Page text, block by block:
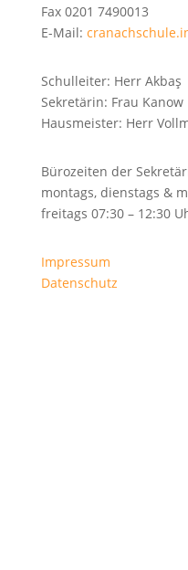
Fax0201 7490013
E-Mail:
Schulleiter: Herr Akbaş
Sekretärin: Frau Kanow
Hausmeister: Herr
Bürozeiten der
montags, dienstags &
freitags 07:30 – 12:30
Impressum
Datenschutz